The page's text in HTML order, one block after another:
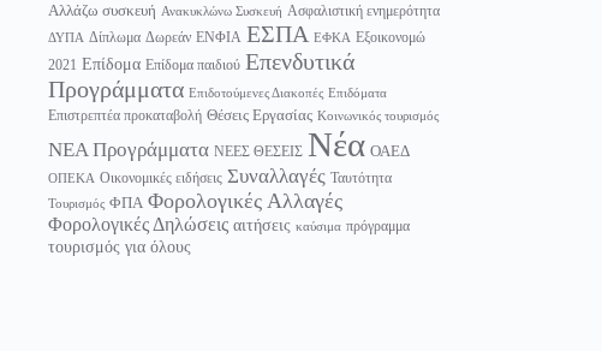
Αλλάζω συσκευή Ανακυκλώνω Συσκευή Ασφαλιστική ενημερότητα
ΔΥΠΑ Δίπλωμα Δωρεάν ΕΝΦΙΑ ΕΣΠΑ ΕΦΚΑ Εξοικονομώ
2021 Επίδομα Επίδομα παιδιού Επενδυτικά
Προγράμματα Επιδοτούμενες Διακοπές Επιδόματα
Επιστρεπτέα προκαταβολή Θέσεις Εργασίας Κοινωνικός τουρισμός
ΝΕΑ Προγράμματα ΝΕΕΣ ΘΕΣΕΙΣ Νέα ΟΑΕΔ
ΟΠΕΚΑ Οικονομικές ειδήσεις Συναλλαγές Ταυτότητα
Τουρισμός ΦΠΑ Φορολογικές Αλλαγές
Φορολογικές Δηλώσεις αιτήσεις καύσιμα πρόγραμμα
τουρισμός για όλους